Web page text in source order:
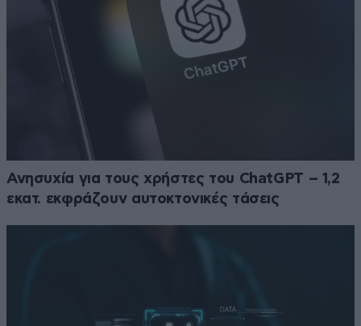
Ανησυχία για τους χρήστες του ChatGPT – 1,2
εκατ. εκφράζουν αυτοκτονικές τάσεις